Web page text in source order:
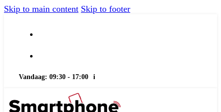
Skip to main content Skip to footer
Vandaag: 09:30 - 17:00 i